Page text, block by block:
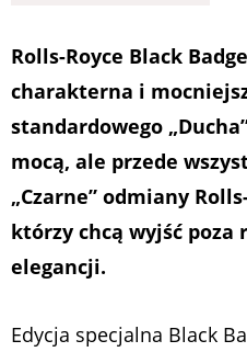
Rolls-Royce Black
charakterna i
standardowego
mocą, ale przede
„Czarne” odmiany
którzy chcą wyjść poza
elegancji.
Edycja specjalna Black